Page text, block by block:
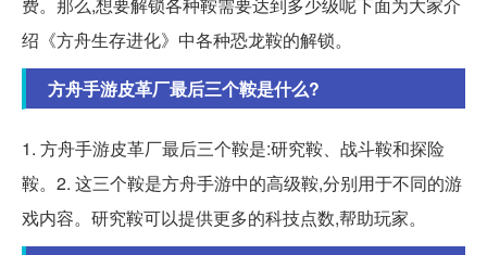
绍《方舟生存进化》中各种恐龙鞍的解锁。
方舟手游皮革厂最后三个鞍是什么?
1. 方舟手游皮革厂最后三个鞍是:研究鞍、战斗鞍和探险
鞍。2. 这三个鞍是方舟手游中的高级鞍,分别用于不同的游
戏内容。研究鞍可以提供更多的科技点数,帮助玩家。